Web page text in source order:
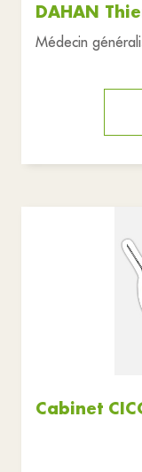
DAHAN
Médecin
Cabinet